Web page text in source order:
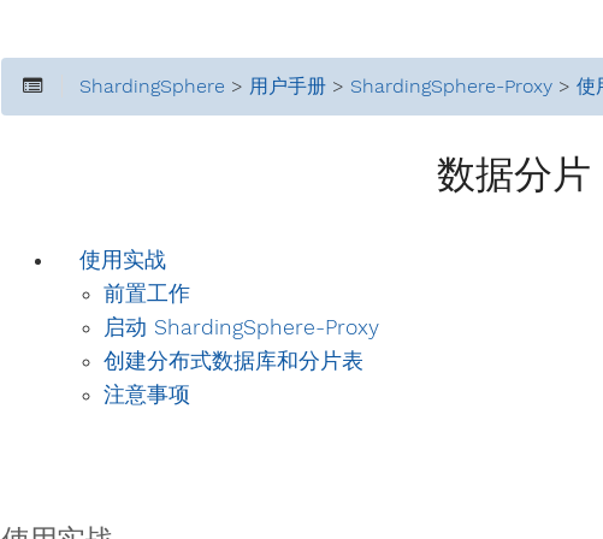
ShardingSphere > 用户手册 > ShardingSphere-Proxy >使
数据分片
使用实战
前置工作
启动 ShardingSphere-Proxy
创建分布式数据库和分片表
注意事项